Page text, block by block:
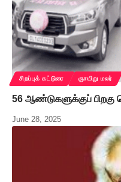
சிறப்புக் கட்டுரை ஞாயிறு மலர்
56 ஆண்டுகளுக்குப்
June 28, 2025